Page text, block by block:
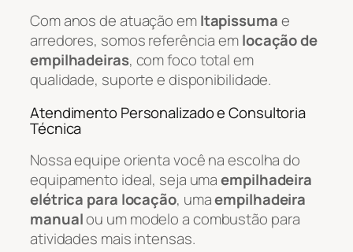
Com anos de atuação emItapissumae
arredores, somos referência emlocação de
empilhadeiras, com foco total em
qualidade, suporte e disponibilidade.
Atendimento Personalizado e Consultoria
Técnica
Nossa equipe orienta você na escolha do
equipamento ideal, seja umaempilhadeira
elétrica para locação, umaempilhadeira
manualou um modelo a combustão para
atividades mais intensas.